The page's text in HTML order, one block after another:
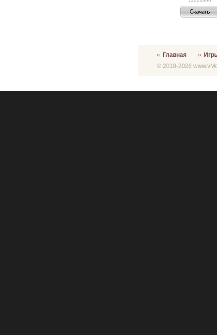
Главная
© 2010-2026